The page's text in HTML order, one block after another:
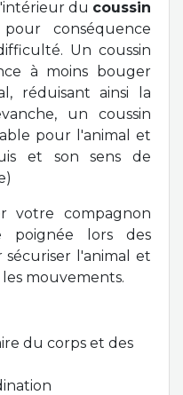
du coussin
conséquence
Un coussin
à moins bouger
réduisant ainsi la
un coussin
pour l'animal et
et son sens de
votre compagnon
poignée lors des
l'animal et
mouvements.
du corps et des